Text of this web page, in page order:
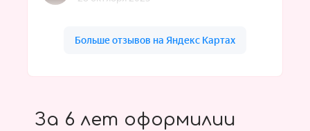
За 6 лет оформилии